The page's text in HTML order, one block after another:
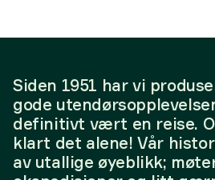
Siden 1951 har vi
gode
definitivt vært en reise.
klart det alene! Vår
av utallige øyeblikk;